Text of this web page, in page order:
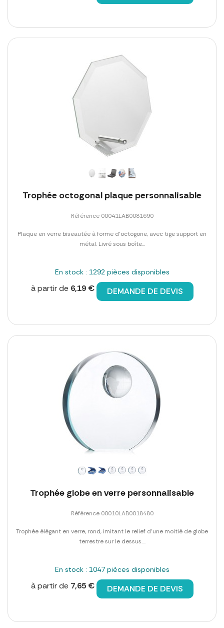
Trophée octogonal plaque personnalisable
Référence 00041LAB0081690
Plaque en verre biseautée à forme d'octogone, avec tige support en
métal. Livré sous boîte...
En stock : 1292 pièces disponibles
à partir de 6,19 € DEMANDE DE DEVIS
Trophée globe en verre personnalisable
Référence 00010LAB0018480
Trophée élégant en verre, rond, imitant le relief d'une moitié de globe
terrestre sur le dessus....
En stock : 1047 pièces disponibles
à partir de 7,65 € DEMANDE DE DEVIS